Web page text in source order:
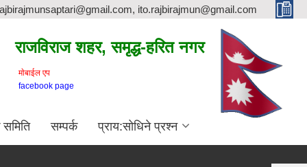
ito.rajbirajmun@gmail.com
राजविराज शहर, समृद्ध-हरित नगर
माेबाईल एप
facebook page
समिति सम्पर्क प्राय:सोधिने प्रश्न